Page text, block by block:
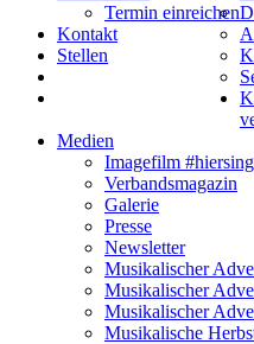
Termin einreichen
Kontakt
Stellen
Medien
Imagefilm
Verbandsmagazin
Galerie
Presse
Newsletter
Musikalischer
Musikalischer
Musikalischer
Musikalische